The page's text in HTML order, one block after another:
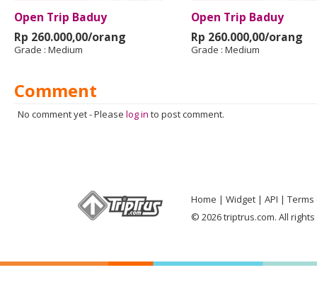
Open Trip Baduy
Rp 260.000,00/orang
Grade : Medium
Open Trip Baduy
Rp 260.000,00/orang
Grade : Medium
Comment
No comment yet-Please log in to post comment.
Home Widget API
Terms
© 2026 triptrus.com. All